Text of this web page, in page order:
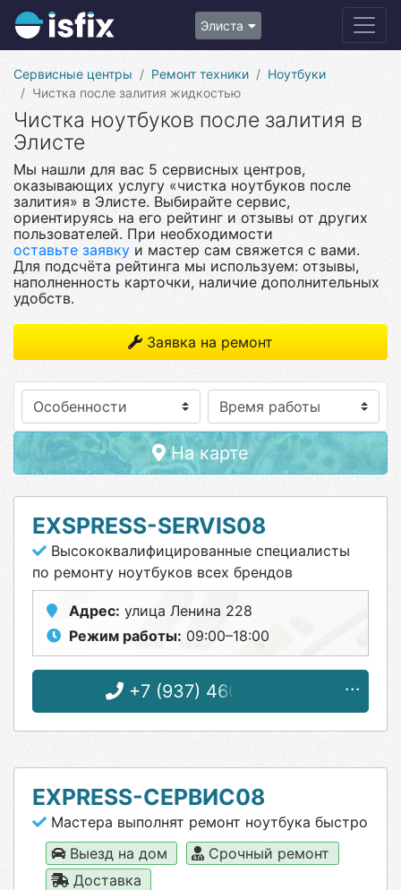
Элиста
Сервисные центры Ремонт техники
Ноутбуки
Чистка после залития жидкостью
Чистка ноутбуков после залития в
Элисте
Мы нашли для вас 5 сервисных центров,
оказывающих услугу «чистка ноутбуков после
залития» в Элисте. Выбирайте сервис,
ориентируясь на его рейтинг и отзывы от других
пользователей. При необходимости
оставьте заявку и мастер сам свяжется с вами.
Для подсчёта рейтинга мы используем: отзывы,
наполненность карточки, наличие дополнительных
удобств.
Заявка на ремонт
Особенности
На карте
EXSPRESS-SERVIS08
Высококвалифицированные специалисты
по ремонту ноутбуков всех брендов
Адрес: улица Ленина 228
Режим работы: 09:00–18:00
+7 (937) 460-00-11
EXPRESS-СЕРВИС08
Мастера выполнят ремонт ноутбука быстро
Выезд на дом
Срочный ремонт
Доставка